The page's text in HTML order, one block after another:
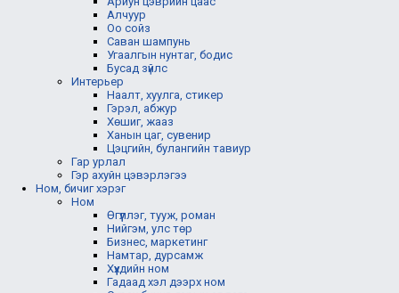
Алчуур
Оо сойз
Саван шампунь
Угаалгын нунтаг, бодис
Бусад зүйлс
Интерьер
Наалт, хуулга, стикер
Гэрэл, абжур
Хөшиг, жааз
Ханын цаг, сувенир
Цэцгийн, булангийн тавиур
Гар урлал
Гэр ахуйн цэвэрлэгээ
Ном, бичиг хэрэг
Ном
Өгүүллэг, тууж, роман
Нийгэм, улс төр
Бизнес, маркетинг
Намтар, дурсамж
Хүүхдийн ном
Гадаад хэл дээрх ном